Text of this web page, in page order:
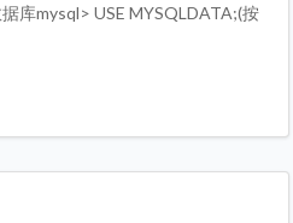
库mysql> USE MYSQLDATA;(按